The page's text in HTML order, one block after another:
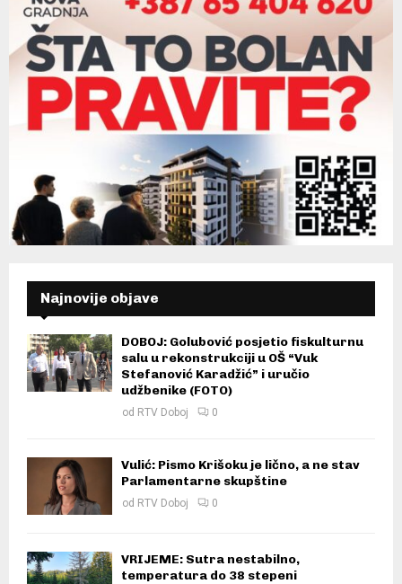
Najnovije objave
DOBOJ: Golubović posjetio fiskulturnu
salu u rekonstrukciji u OŠ “Vuk
Stefanović Karadžić” i uručio
udžbenike (FOTO)
od RTV Doboj 0
Vulić: Pismo Krišoku je lično, a ne stav
Parlamentarne skupštine
od RTV Doboj 0
VRIJEME: Sutra nestabilno,
temperatura do 38 stepeni